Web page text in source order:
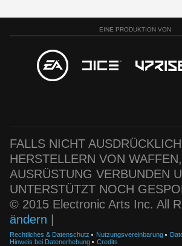
EINE PRODUKTION VON
FALLS NICHT
HERSTELLERN VON
AUSRÜSTUNG VERBUNDEN
UNTERSTÜTZT NOCH
© 2015 Electronic Arts Inc. All
ändern
Rechtliches & Datenschutz Nutzungsvereinbarung
Hinweis bei Datenerhebung
Credits